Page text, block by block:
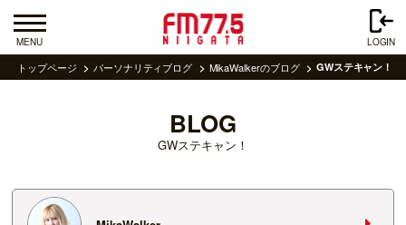
MENU LOGIN
トップページ パーソナリティブログ MikaWalkerのブログ GWステキャン！
BLOG
GWステキャン！